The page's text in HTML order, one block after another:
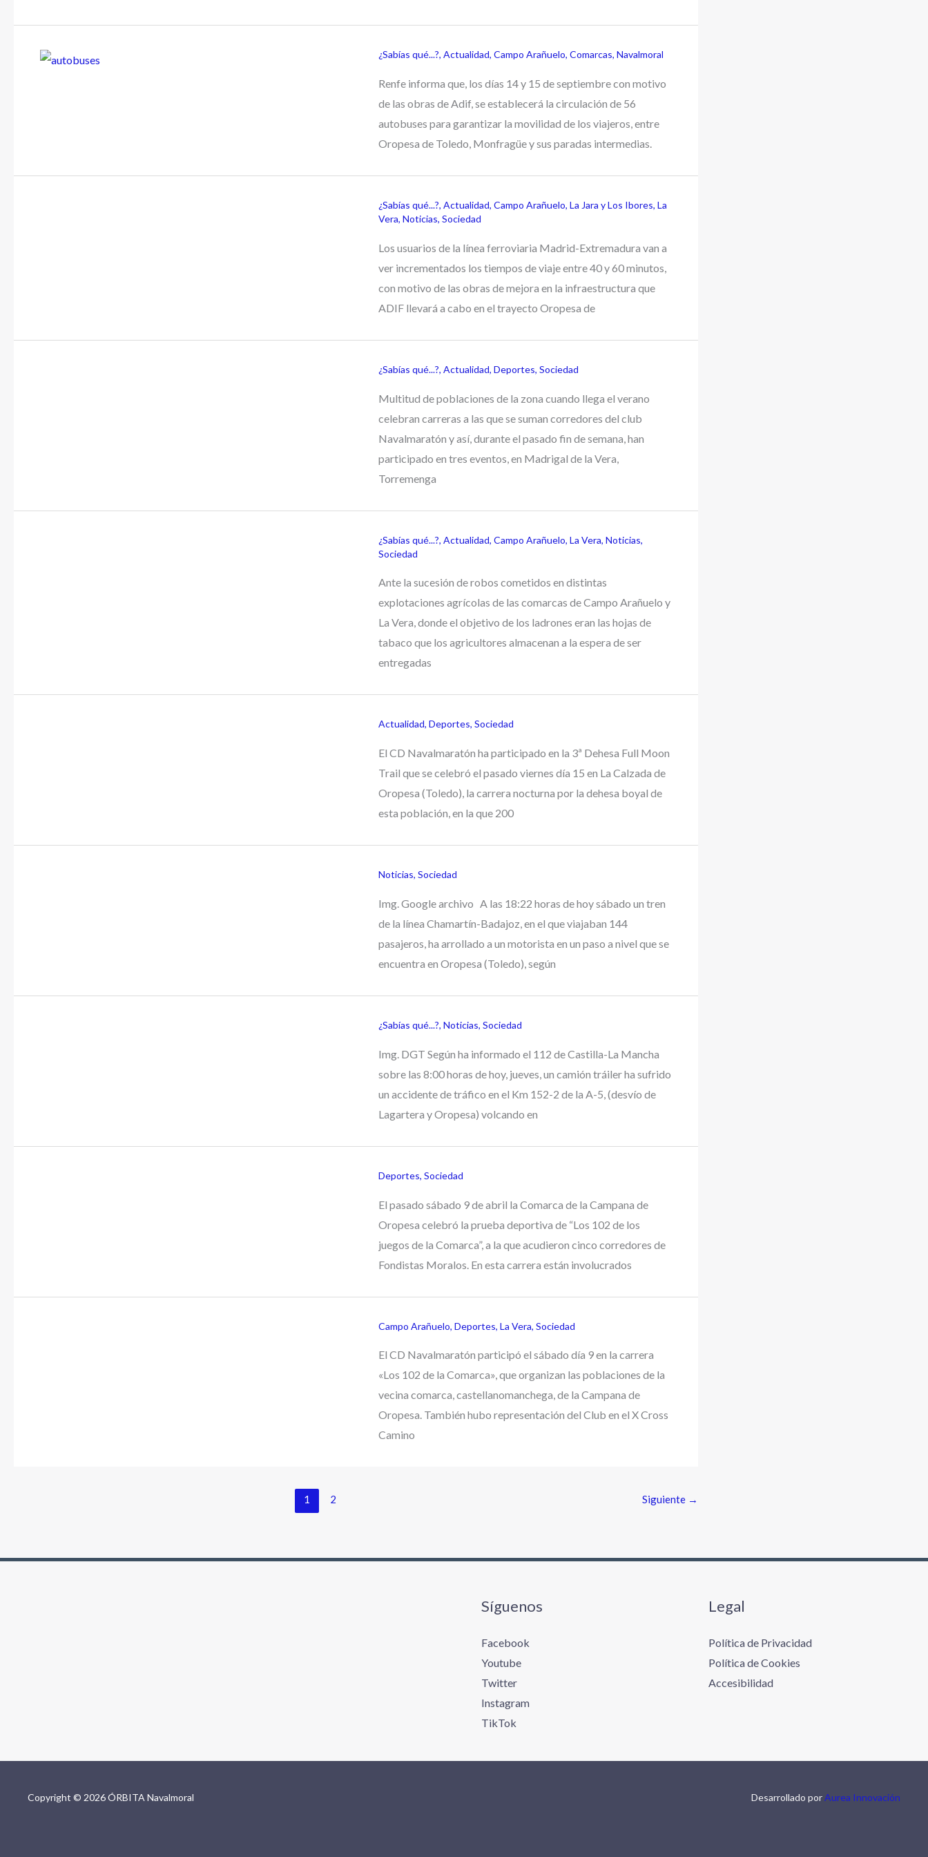
¿Sabías qué...?, Actualidad, Campo Arañuelo, Comarcas, Navalmoral
Renfe informa que, los días 14 y 15 de septiembre con motivo
de las obras de Adif, se establecerá la circulación de 56
autobuses para garantizar la movilidad de los viajeros, entre
Oropesa de Toledo, Monfragüe y sus paradas intermedias.
¿Sabías qué...?, Actualidad, Campo Arañuelo, La Jara y Los Ibores, La
Vera, Noticias, Sociedad
Los usuarios de la línea ferroviaria Madrid-Extremadura van a
ver incrementados los tiempos de viaje entre 40 y 60 minutos,
con motivo de las obras de mejora en la infraestructura que
ADIF llevará a cabo en el trayecto Oropesa de
¿Sabías qué...?, Actualidad, Deportes, Sociedad
Multitud de poblaciones de la zona cuando llega el verano
celebran carreras a las que se suman corredores del club
Navalmaratón y así, durante el pasado fin de semana, han
participado en tres eventos, en Madrigal de la Vera,
Torremenga
¿Sabías qué...?, Actualidad, Campo Arañuelo, La Vera, Noticias,
Sociedad
Ante la sucesión de robos cometidos en distintas
explotaciones agrícolas de las comarcas de Campo Arañuelo y
La Vera, donde el objetivo de los ladrones eran las hojas de
tabaco que los agricultores almacenan a la espera de ser
entregadas
Actualidad, Deportes, Sociedad
El CD Navalmaratón ha participado en la 3ª Dehesa Full Moon
Trail que se celebró el pasado viernes día 15 en La Calzada de
Oropesa (Toledo), la carrera nocturna por la dehesa boyal de
esta población, en la que 200
Noticias, Sociedad
Img. Google archivo A las 18:22 horas de hoy sábado un tren
de la línea Chamartín-Badajoz, en el que viajaban 144
pasajeros, ha arrollado a un motorista en un paso a nivel que se
encuentra en Oropesa (Toledo), según
¿Sabías qué...?, Noticias, Sociedad
Img. DGT Según ha informado el 112 de Castilla-La Mancha
sobre las 8:00 horas de hoy, jueves, un camión tráiler ha sufrido
un accidente de tráfico en el Km 152-2 de la A-5, (desvío de
Lagartera y Oropesa) volcando en
Deportes, Sociedad
El pasado sábado 9 de abril la Comarca de la Campana de
Oropesa celebró la prueba deportiva de “Los 102 de los
juegos de la Comarca”, a la que acudieron cinco corredores de
Fondistas Moralos. En esta carrera están involucrados
Campo Arañuelo, Deportes, La Vera, Sociedad
El CD Navalmaratón participó el sábado día 9 en la carrera
«Los 102 de la Comarca», que organizan las poblaciones de la
vecina comarca, castellanomanchega, de la Campana de
Oropesa. También hubo representación del Club en el X Cross
Camino
1 2 Siguiente →
Síguenos
Facebook
Youtube
Twitter
Instagram
TikTok
Legal
Política de Privacidad
Política de Cookies
Accesibilidad
Copyright © 2026 ÓRBITA Navalmoral Desarrollado porAurea Innovación